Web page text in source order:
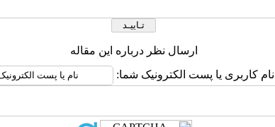
ارسال نظر درباره این مقاله
نام کاربری یا پست الکترونیک شما: